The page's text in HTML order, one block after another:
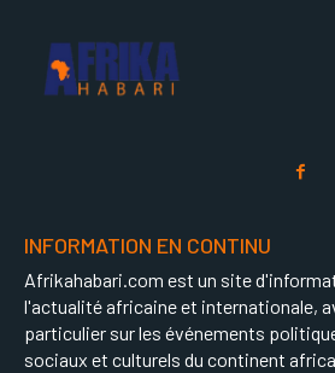
INFORMATION EN CONTINU
Afrikahabari.com est un site
l'actualité africaine et internationale,
particulier sur les événements
sociaux et culturels du continent